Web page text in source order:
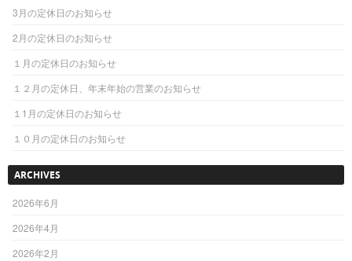
3月の定休日のお知らせ
2月の定休日のお知らせ
１月の定休日のお知らせ
１２月の定休日、年末年始の営業のお知らせ
１1月の定休日のお知らせ
１０月の定休日のお知らせ
ARCHIVES
2026年6月
2026年4月
2026年2月